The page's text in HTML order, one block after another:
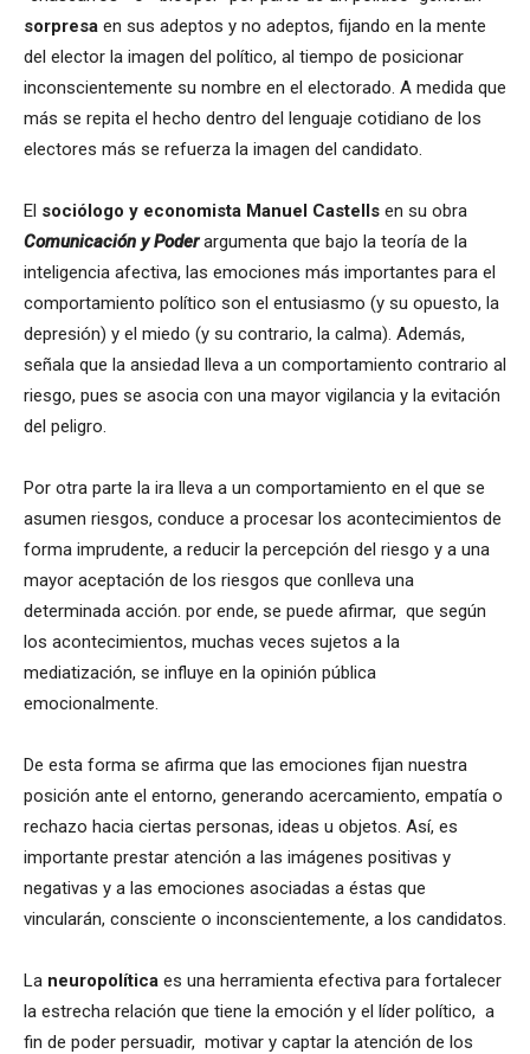
sorpresa en sus adeptos y no adeptos, fijando en la mente
del elector la imagen del político, al tiempo de posicionar
inconscientemente su nombre en el electorado. A medida que
más se repita el hecho dentro del lenguaje cotidiano de los
electores más se refuerza la imagen del candidato.
El sociólogo y economista Manuel Castells en su obra
Comunicación y Poderargumenta que bajo la teoría de la
inteligencia afectiva, las emociones más importantes para el
comportamiento político son el entusiasmo (y su opuesto, la
depresión) y el miedo (y su contrario, la calma). Además,
señala que la ansiedad lleva a un comportamiento contrario al
riesgo, pues se asocia con una mayor vigilancia y la evitación
del peligro.
Por otra parte la ira lleva a un comportamiento en el que se
asumen riesgos, conduce a procesar los acontecimientos de
forma imprudente, a reducir la percepción del riesgo y a una
mayor aceptación de los riesgos que conlleva una
determinada acción. por ende, se puede afirmar, que según
los acontecimientos, muchas veces sujetos a la
mediatización, se influye en la opinión pública
emocionalmente.
De esta forma se afirma que las emociones fijan nuestra
posición ante el entorno, generando acercamiento, empatía o
rechazo hacia ciertas personas, ideas u objetos. Así, es
importante prestar atención a las imágenes positivas y
negativas y a las emociones asociadas a éstas que
vincularán, consciente o inconscientemente, a los candidatos.
La neuropolítica es una herramienta efectiva para fortalecer
la estrecha relación que tiene la emoción y el líder político, a
fin de poder persuadir, motivar y captar la atención de los